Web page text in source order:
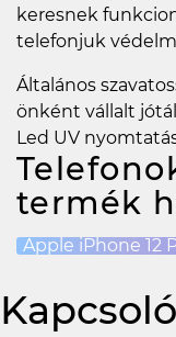
keresnek
telefonjuk
Általános
önként vállalt
Led UV
termék
Apple iPhone 12